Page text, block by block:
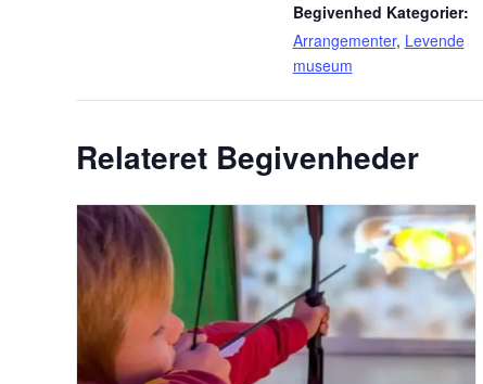
Begivenhed Kategorier:
Arrangementer, Levende
museum
Relateret Begivenheder